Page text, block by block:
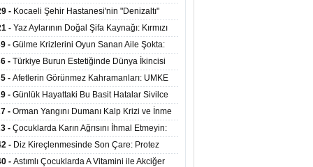
Belirtisi Olabilir
- Kocaeli Şehir Hastanesi'nin "Denizaltı"
Ünitesi Hastalara Umut Oluyor
- Yaz Aylarının Doğal Şifa Kaynağı: Kırmızı
Bağışıklığı ve Kalbi Koruyor
- Gülme Krizlerini Oyun Sanan Aile Şokta:
Çocuk 8 Kez Felç Geçirdi
- Türkiye Burun Estetiğinde Dünya İkincisi
- Afetlerin Görünmez Kahramanları: UMKE
Görev Başında
- Günlük Hayattaki Bu Basit Hatalar Sivilce
Tetikliyor
- Orman Yangını Dumanı Kalp Krizi ve İnme
Artırıyor
- Çocuklarda Karın Ağrısını İhmal Etmeyin:
Habercisi Olabilir
- Diz Kireçlenmesinde Son Çare: Protez
İle Yaşam Kalitesi Artıyor
- Astımlı Çocuklarda A Vitamini ile Akciğer